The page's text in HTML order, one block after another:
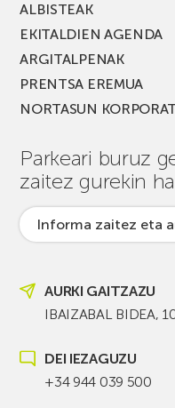
ALBISTEAK
EKITALDIEN AGENDA
ARGITALPENAK
PRENTSA EREMUA
NORTASUN
Parkeari buruz
zaitez gurekin
Informa zaitez eta
AURKI GAITZAZU
IBAIZABAL BIDEA,
DEI IEZAGUZU
+34 944 039 500